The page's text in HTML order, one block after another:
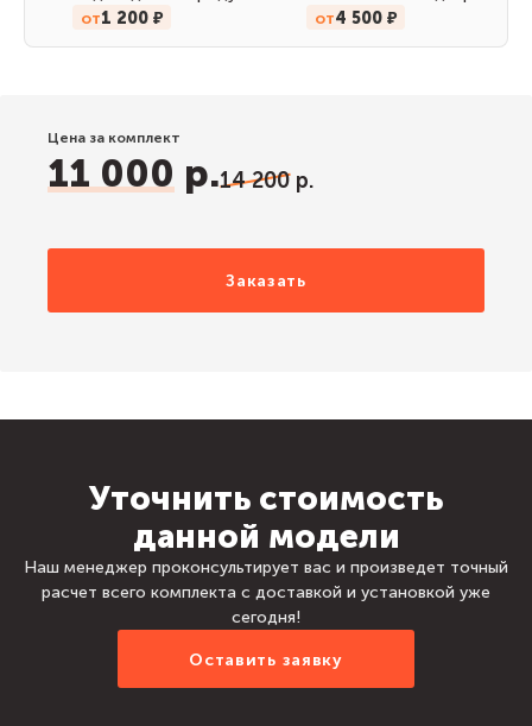
Кирову
от1 200 ₽ от4 500 ₽
Цена за комплект
11 000 р.14 200 р.
Заказать
Уточнить стоимость
данной модели
Наш менеджер проконсультирует вас и произведет точный
расчет всего комплекта с доставкой и установкой уже
сегодня!
Оставить заявку